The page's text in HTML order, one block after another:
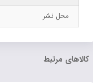
محل نشر
کالاهای مرتبط